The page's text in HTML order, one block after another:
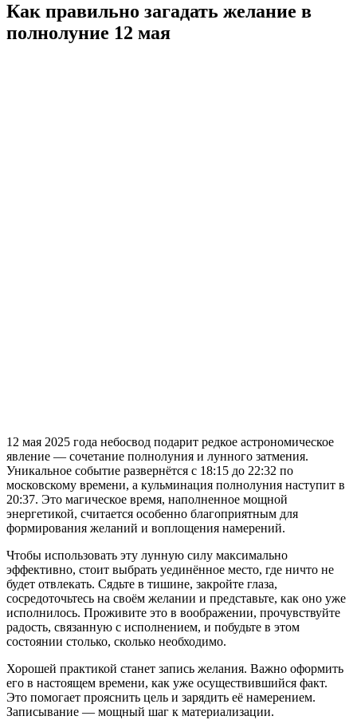
Как правильно загадать желание в
полнолуние 12 мая
12 мая 2025 года небосвод подарит редкое астрономическое
явление — сочетание полнолуния и лунного затмения.
Уникальное событие развернётся с 18:15 до 22:32 по
московскому времени, а кульминация полнолуния наступит в
20:37. Это магическое время, наполненное мощной
энергетикой, считается особенно благоприятным для
формирования желаний и воплощения намерений.
Чтобы использовать эту лунную силу максимально
эффективно, стоит выбрать уединённое место, где ничто не
будет отвлекать. Сядьте в тишине, закройте глаза,
сосредоточьтесь на своём желании и представьте, как оно уже
исполнилось. Проживите это в воображении, прочувствуйте
радость, связанную с исполнением, и побудьте в этом
состоянии столько, сколько необходимо.
Хорошей практикой станет запись желания. Важно оформить
его в настоящем времени, как уже осуществившийся факт.
Это помогает прояснить цель и зарядить её намерением.
Записывание — мощный шаг к материализации.